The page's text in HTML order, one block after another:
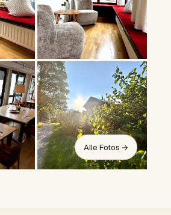
Alle Fotos →